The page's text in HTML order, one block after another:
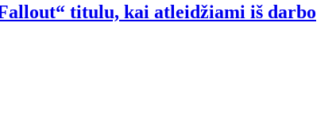
titulu, kai atleidžiami iš darbo